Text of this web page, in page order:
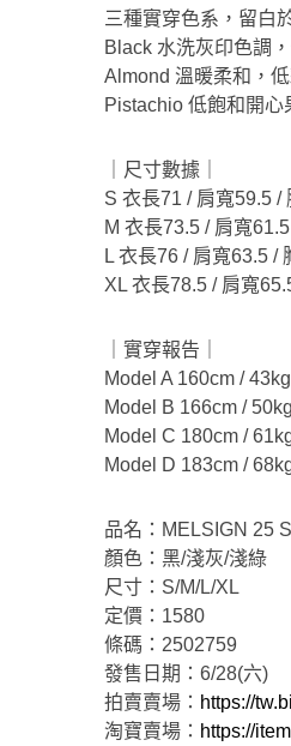
三種實穿色系，留白
Black 水洗灰印色調
Almond 溫暖柔和，
Pistachio 低飽和開
｜尺寸數據｜
S 衣長71 / 肩寬59.5 /
M 衣長73.5 / 肩寬
L 衣長76 / 肩寬63.5 /
XL 衣長78.5 / 肩寬
｜實穿報告｜
Model A 160cm /
Model B 166cm /
Model C 180cm /
Model D 183cm /
品名：MELSIGN 25
顏色：黑/淺灰/淺綠
尺寸：S/M/L/XL
定價：1580
條碼：2502759
發售日期：6/28(六)
拍賣賣場： https://
淘寶賣場： https://